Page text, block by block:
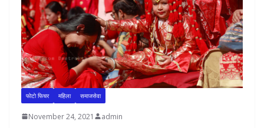
फाेटाे फिचर महिला समाजसेवा
November 24, 2021 admin